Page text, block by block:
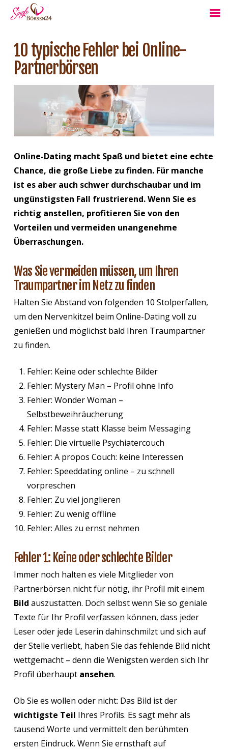
10 typische Fehler bei Online-
Partnerbörsen
Online-Dating macht Spaß und bietet eine echte
Chance, die große Liebe zu finden. Für manche
ist es aber auch schwer durchschaubar und im
ungünstigsten Fall frustrierend. Wenn Sie es
richtig anstellen, profitieren Sie von den
Vorteilen und vermeiden unangenehme
Überraschungen.
Was Sie vermeiden müssen, um Ihren
Traumpartner im Netz zu finden
Halten Sie Abstand von folgenden 10 Stolperfallen,
um den Nervenkitzel beim Online-Dating voll zu
genießen und möglichst bald Ihren Traumpartner
zu finden.
Fehler: Keine oder schlechte Bilder
Fehler: Mystery Man – Profil ohne Info
Fehler: Wonder Woman –
Selbstbeweihräucherung
Fehler: Masse statt Klasse beim Messaging
Fehler: Die virtuelle Psychiatercouch
Fehler: A propos Couch: keine Interessen
Fehler: Speeddating online – zu schnell
vorpreschen
Fehler: Zu viel jonglieren
Fehler: Zu wenig offline
Fehler: Alles zu ernst nehmen
Fehler 1: Keine oder schlechte Bilder
Immer noch halten es viele Mitglieder von
Partnerbörsen nicht für nötig, ihr Profil mit einem
Bild auszustatten. Doch selbst wenn Sie so geniale
Texte für Ihr Profil verfassen können, dass jeder
Leser oder jede Leserin dahinschmilzt und sich auf
der Stelle verliebt, haben Sie das fehlende Bild nicht
wettgemacht – denn die Wenigsten werden sich Ihr
Profil überhaupt ansehen.
Ob Sie es wollen oder nicht: Das Bild ist der
wichtigste Teil Ihres Profils. Es sagt mehr als
tausend Worte und vermittelt den berühmten
ersten Eindruck. Wenn Sie ernsthaft auf